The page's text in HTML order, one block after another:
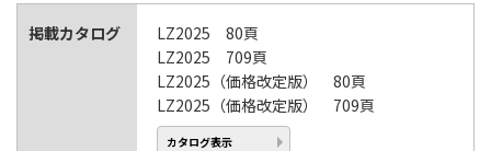
掲載カタログ
LZ2025 80頁
LZ2025 709頁
LZ2025（価格改定版） 80頁
LZ2025（価格改定版） 709頁
カタログ表示